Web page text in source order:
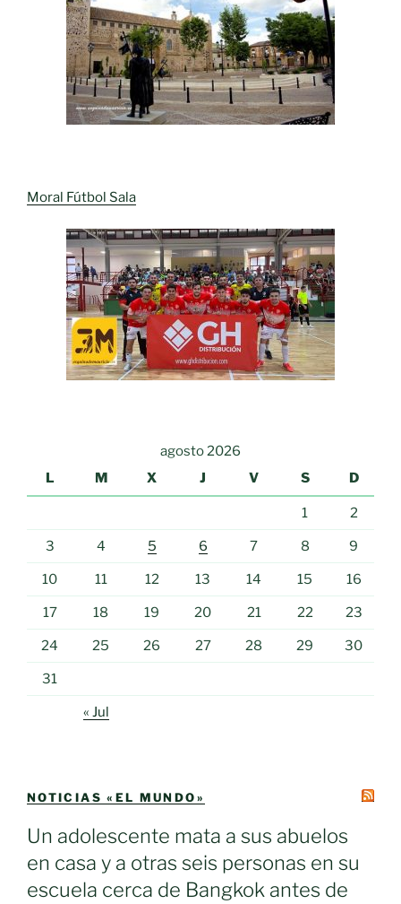
Moral Fútbol Sala
agosto 2026
L
M X J V S D
1 2
3 4 5 6 7 8 9
10 11 12 13 14 15 16
17 18 19 20 21 22 23
24 25 26 27 28 29 30
31
« Jul
NOTICIAS «EL MUNDO»
Un adolescente mata a sus abuelos
en casa y a otras seis personas en su
escuela cerca de Bangkok antes de